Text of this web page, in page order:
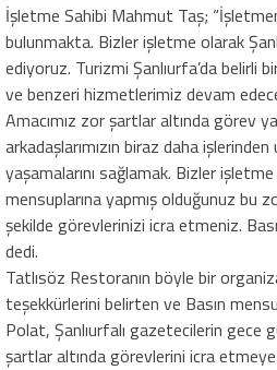
İşletme Sahibi Mahmut Taş;
bulunmakta. Bizler işletme olarak
ediyoruz. Turizmi Şanlıurfa’da belirli
ve benzeri hizmetlerimiz devam
Amacımız zor şartlar altında görev
arkadaşlarımızın biraz daha
yaşamalarını sağlamak. Bizler
mensuplarına yapmış olduğunuz bu
şekilde görevlerinizi icra etmeniz.
dedi.
Tatlısöz Restoranın böyle bir
teşekkürlerini belirten ve Basın
Polat, Şanlıurfalı gazetecilerin gece
şartlar altında görevlerini icra etmeye